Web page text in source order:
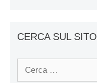
CERCA SUL SITO
Ricerca